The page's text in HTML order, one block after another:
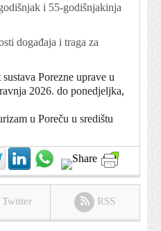
i 55-godišnjakinja
događaja i traga za
Porezne uprave u
2026. do ponedjeljka,
u Poreču u središtu
RSS